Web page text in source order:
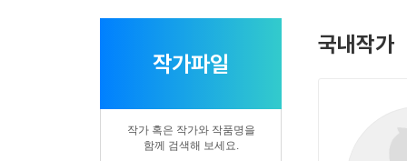
작가파일
작가 혹은 작가와 작품명을
함께 검색해 보세요.
국내작가